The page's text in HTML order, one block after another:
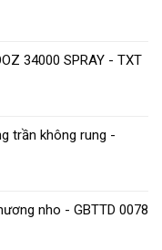
34000 SPRAY - TXT
trần không rung -
nho - GBTTD 0078